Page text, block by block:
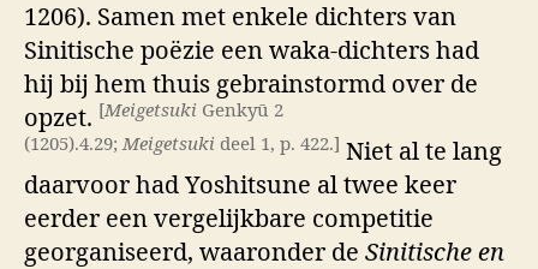
1206). Samen met enkele dichters van
Sinitische poëzie een waka-dichters had
hij bij hem thuis gebrainstormd over de
opzet. [Meigetsuki Genkyū 2
(1205).4.29;Meigetsuki deel 1, p. 422.] Niet al te lang
daarvoor had Yoshitsune al twee keer
eerder een vergelijkbare competitie
georganiseerd, waaronder de Sinitische en